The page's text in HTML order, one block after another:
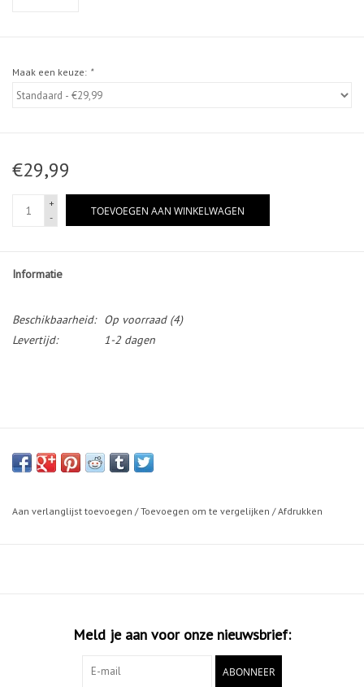
Maak een keuze: *
€29,99
+
-
TOEVOEGEN AAN WINKELWAGEN
Informatie
Beschikbaarheid: Op voorraad(4)
Levertijd:
1-2 dagen
Aan verlanglijst toevoegen /Toevoegen om te vergelijken /Afdrukken
Meld je aan voor onze nieuwsbrief:
ABONNEER